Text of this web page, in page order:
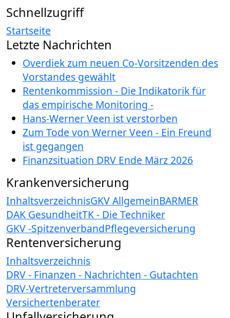
Schnellzugriff
Startseite
Letzte Nachrichten
Overdiek zum neuen Co-Vorsitzenden des
Vorstandes gewählt
Rentenkommission - Die Indikatorik für
das empirische Monitoring -
Hans-Werner Veen ist verstorben
Zum Tode von Werner Veen - Ein Freund
ist gegangen
Finanzsituation DRV Ende März 2026
Krankenversicherung
InhaltsverzeichnisGKV AllgemeinBARMER
DAK GesundheitTK - Die Techniker
GKV -SpitzenverbandPflegeversicherung
Rentenversicherung
Inhaltsverzeichnis
DRV - Finanzen - Nachrichten - Gutachten
DRV-Vertreterversammlung
Versichertenberater